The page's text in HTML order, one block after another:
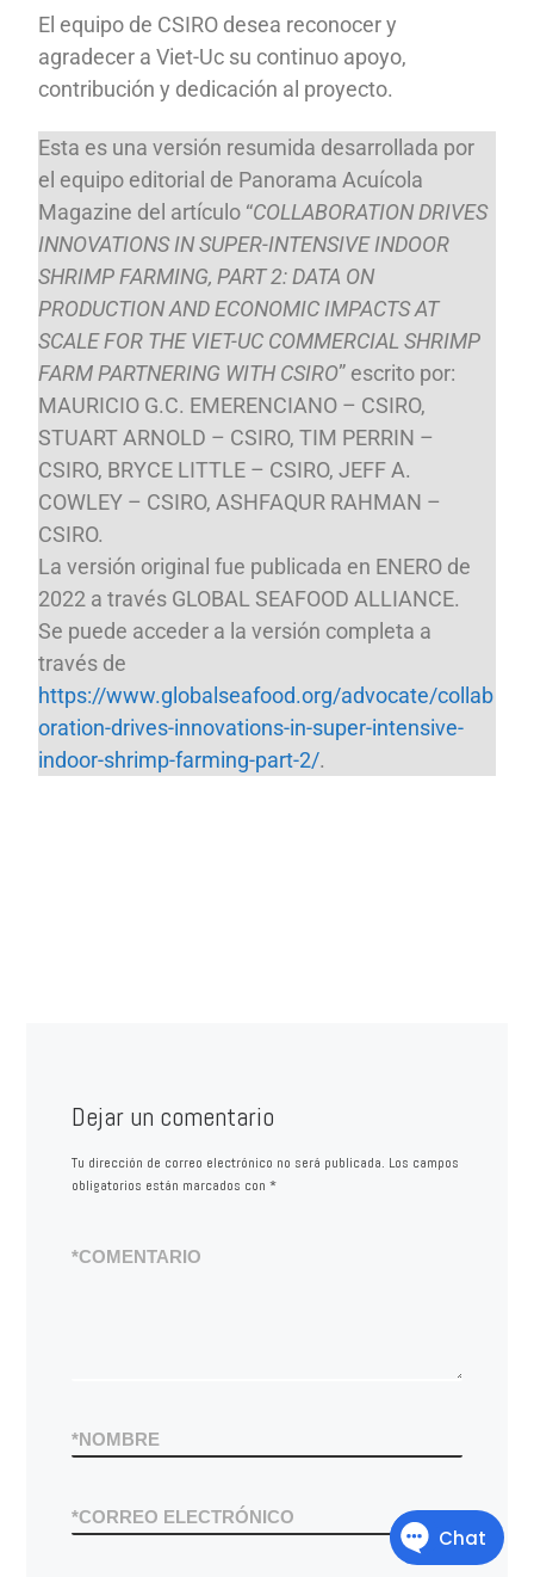
El equipo de CSIRO desea reconocer y
agradecer a Viet-Uc su continuo apoyo,
contribución y dedicación al proyecto.
Esta es una versión resumida desarrollada por
el equipo editorial de Panorama Acuícola
Magazine del artículo “COLLABORATION DRIVES
INNOVATIONS IN SUPER-INTENSIVE INDOOR
SHRIMP FARMING, PART 2: DATA ON
PRODUCTION AND ECONOMIC IMPACTS AT
SCALE FOR THE VIET-UC COMMERCIAL SHRIMP
FARM PARTNERING WITH CSIRO” escrito por:
MAURICIO G.C. EMERENCIANO – CSIRO,
STUART ARNOLD – CSIRO, TIM PERRIN –
CSIRO, BRYCE LITTLE – CSIRO, JEFF A.
COWLEY – CSIRO, ASHFAQUR RAHMAN –
CSIRO.
La versión original fue publicada en ENERO de
2022 a través GLOBAL SEAFOOD ALLIANCE.
Se puede acceder a la versión completa a
través de
https://www.globalseafood.org/advocate/collab
oration-drives-innovations-in-super-intensive-
indoor-shrimp-farming-part-2/.
Dejar un comentario
Tu dirección de correo electrónico no será publicada. Los campos
obligatorios están marcados con *
COMENTARIO
*
NOMBRE
*
CORREO ELECTRÓNICO
*